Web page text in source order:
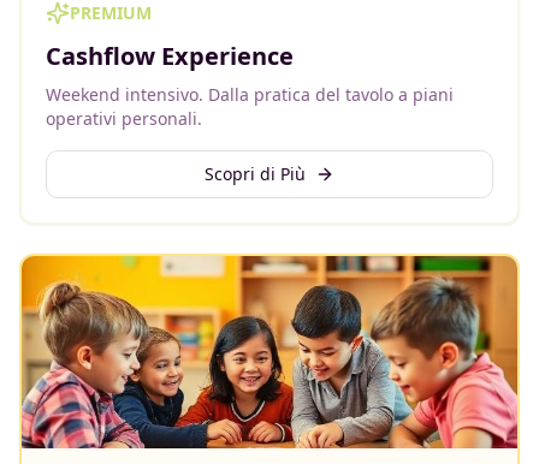
PREMIUM
Cashflow Experience
Weekend intensivo. Dalla pratica del tavolo a piani
operativi personali.
Scopri di Più